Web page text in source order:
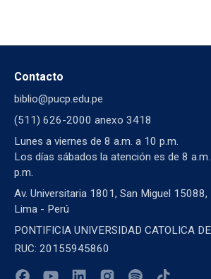
Contacto
biblio@pucp.edu.pe
(511) 626-2000 anexo 3418
Lunes a viernes de 8 a.m. a 10 p.m.
Los días sábados la atención es de 8
p.m.
Av. Universitaria 1801, San Miguel 15088,
Lima - Perú
PONTIFICIA UNIVERSIDAD CATOLICA
RUC: 20155945860